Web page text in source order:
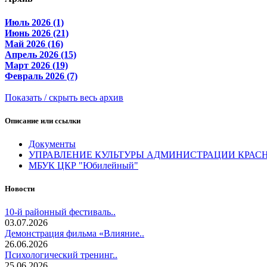
Июль 2026 (1)
Июнь 2026 (21)
Май 2026 (16)
Апрель 2026 (15)
Март 2026 (19)
Февраль 2026 (7)
Показать / скрыть весь архив
Описание или ссылки
Документы
УПРАВЛЕНИЕ КУЛЬТУРЫ АДМИНИСТРАЦИИ
МБУК ЦКР "Юбилейный"
Новости
10-й районный фестиваль..
03.07.2026
Демонстрация фильма «Влияние..
26.06.2026
Психологический тренинг..